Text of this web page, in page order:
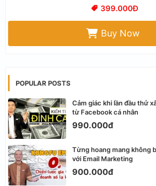
399.000Đ
Buy Now
POPULAR POSTS
Cảm giác khi lần đầu thử
từ Facebook cá nhân
990.000đ
Từng hoang mang không
với Email Marketing
900.000đ